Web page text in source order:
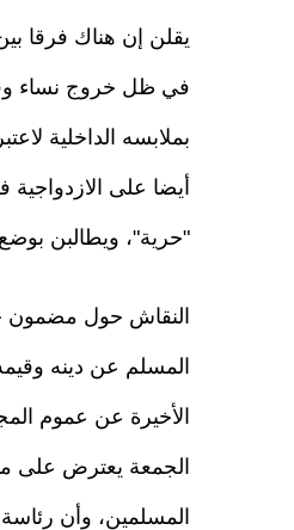
يقلن إن هناك فرقا
في ظل خروج نساء
بملابسه الداخلية
أيضا على الازدواجية
"حرية"، ويطالبن بوضع
النقاش حول مضمون
المسلم عن دينه
الأخيرة عن عموم
الجمعة يعترض على
المسلمين، وأن